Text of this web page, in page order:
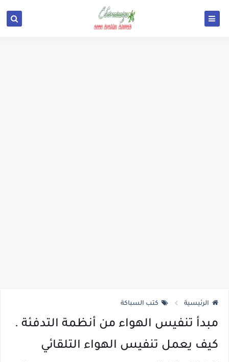
الرئيسية كتب السباكة
مبدأ تنفيس الهواء من أنظمة التدفئة .
كيف يعمل تنفيس الهواء التلقائي